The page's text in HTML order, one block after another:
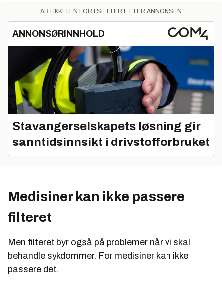
ARTIKKELEN FORTSETTER ETTER ANNONSEN
ANNONSØRINNHOLD
Stavangerselskapets løsning gir
sanntidsinnsikt i drivstofforbruket
Medisiner kan ikke passere
filteret
Men filteret byr også på problemer når vi skal
behandle sykdommer. For medisiner kan ikke
passere det.